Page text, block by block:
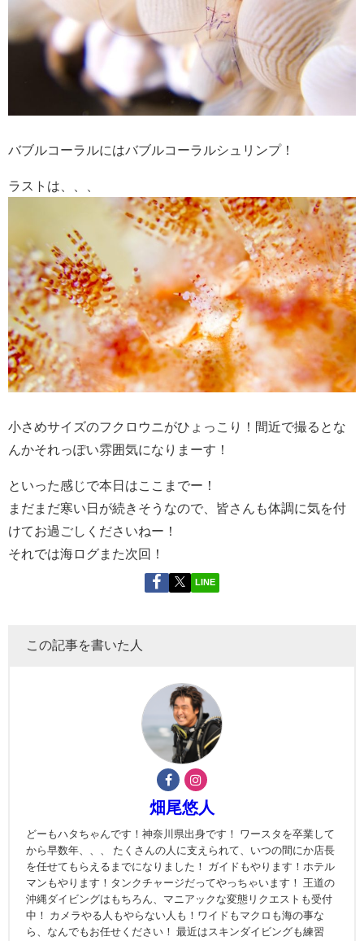
バブルコーラルにはバブルコーラルシュリンプ！
ラストは、、、
小さめサイズのフクロウニがひょっこり！間近で撮るとな
んかそれっぽい雰囲気になりまーす！
といった感じで本日はここまでー！
まだまだ寒い日が続きそうなので、皆さんも体調に気を付
けてお過ごしくださいねー！
それでは海ログまた次回！
LINE
この記事を書いた人
畑尾悠人
どーもハタちゃんです！神奈川県出身です！ ワースタを卒業して
から早数年、、、 たくさんの人に支えられて、いつの間にか店長
を任せてもらえるまでになりました！ ガイドもやります！ホテル
マンもやります！タンクチャージだってやっちゃいます！ 王道の
沖縄ダイビングはもちろん、マニアックな変態リクエストも受付
中！ カメラやる人もやらない人も！ワイドもマクロも海の事な
ら、なんでもお任せください！ 最近はスキンダイビングも練習